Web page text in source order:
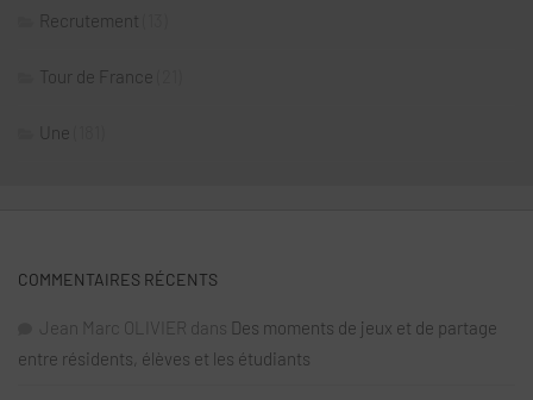
Recrutement
Tour de France
Une
COMMENTAIRES RÉCENTS
Jean Marc OLIVIER dans Des moments de jeux et de partage
entre résidents, élèves et les étudiants